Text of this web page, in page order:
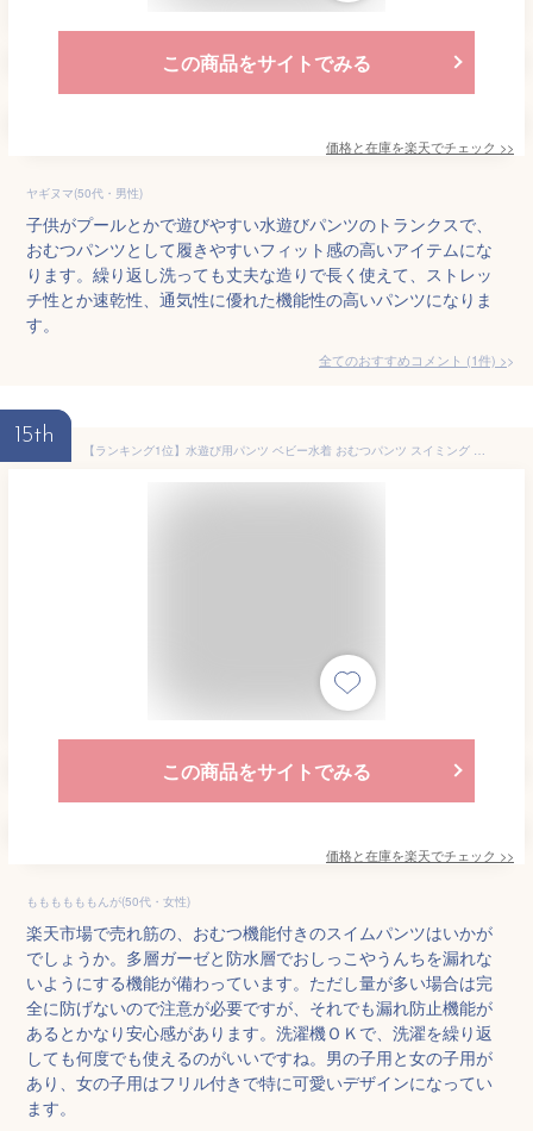
この商品をサイトでみる
価格と在庫を楽天でチェック >>
ヤギヌマ(50代・男性)
子供がプールとかで遊びやすい水遊びパンツのトランクスで、
おむつパンツとして履きやすいフィット感の高いアイテムにな
ります。繰り返し洗っても丈夫な造りで長く使えて、ストレッ
チ性とか速乾性、通気性に優れた機能性の高いパンツになりま
す。
全てのおすすめコメント (1件) >
15th
【ランキング1位】水遊び用パンツ ベビー水着 おむつパンツ スイミング ウィリーパンツ ベビースイミング 水遊び用オムツ 水遊びパンツ 80 90 100cm オムツ機能付き 水着 スイムパンツ 男の子 女の子用 かわいい カラフル おしゃれ 男の子用 即納 送料無料
この商品をサイトでみる
価格と在庫を楽天でチェック >>
ももももももんが(50代・女性)
楽天市場で売れ筋の、おむつ機能付きのスイムパンツはいかが
でしょうか。多層ガーゼと防水層でおしっこやうんちを漏れな
いようにする機能が備わっています。ただし量が多い場合は完
全に防げないので注意が必要ですが、それでも漏れ防止機能が
あるとかなり安心感があります。洗濯機ＯＫで、洗濯を繰り返
しても何度でも使えるのがいいですね。男の子用と女の子用が
あり、女の子用はフリル付きで特に可愛いデザインになってい
ます。